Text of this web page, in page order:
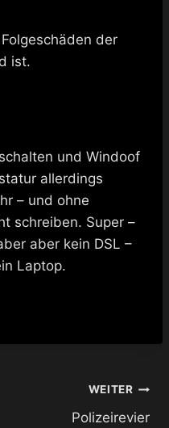
der
ist.
und Windoof
allerdings
– und ohne
schreiben. Super –
aber kein DSL –
Laptop.
WEITER
Polizeirevier